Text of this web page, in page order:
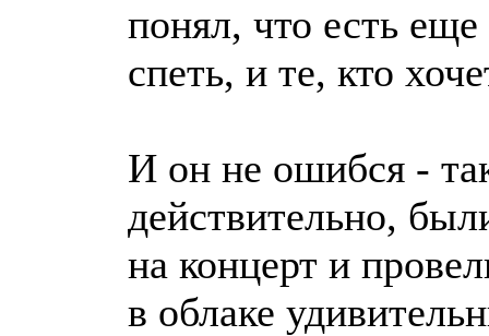
понял, что есть
спеть, и те, кто
И он не ошибся -
действительно,
на концерт и
в облаке